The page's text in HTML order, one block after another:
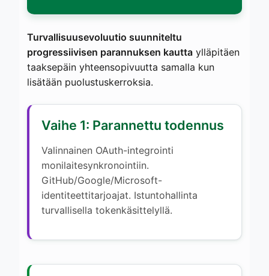
Turvallisuusevoluutio suunniteltu
progressiivisen parannuksen kautta ylläpitäen
taaksepäin yhteensopivuutta samalla kun
lisätään puolustuskerroksia.
Vaihe 1: Parannettu todennus
Valinnainen OAuth-integrointi
monilaitesynkronointiin.
GitHub/Google/Microsoft-
identiteettitarjoajat. Istuntohallinta
turvallisella tokenkäsittelyllä.